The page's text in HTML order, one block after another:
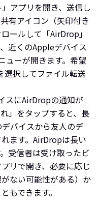
アプリを開き、送信し
有アイコン（矢印付き
ールして「AirDrop」
近くのAppleデバイス
ューが開きます。希望
選択してファイル転送
スにAirDropの通知が
」をタップすると、長
バイスから友人のデ
ます。AirDropは長い
受信者は受け取ったビ
リで開き、必要に応じ
ない可能性がある）か
もできます。